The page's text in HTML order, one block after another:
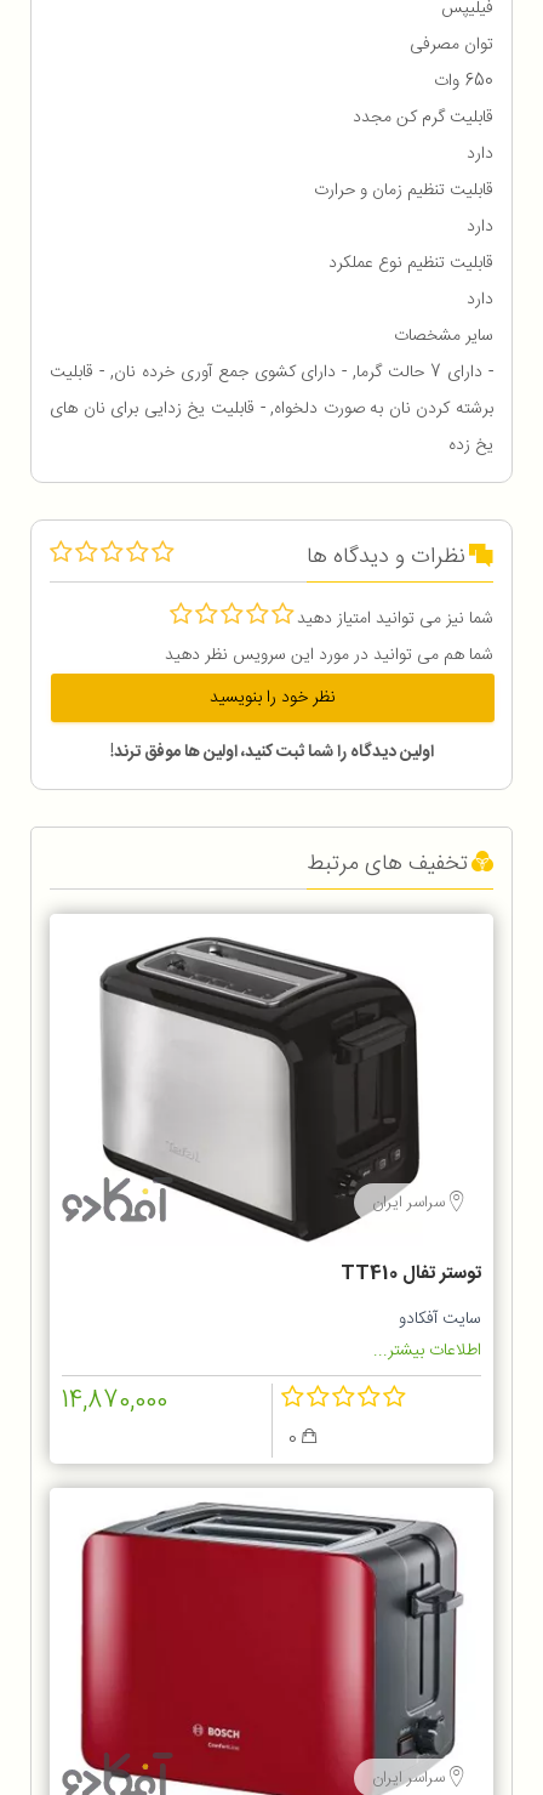
فیلیپس
توان مصرفی
650 وات
قابلیت گرم کن مجدد
دارد
قابلیت تنظیم زمان و حرارت
دارد
قابلیت تنظیم نوع عملکرد
دارد
سایر مشخصات
- دارای 7 حالت گرما, - دارای کشوی جمع آوری خرده نان, - قابلیت
برشته کردن نان به صورت دلخواه, - قابلیت یخ زدایی برای نان های
یخ زده
نظرات و دیدگاه ها
شما نیز می توانید امتیاز دهید
شما هم می توانید در مورد این سرویس نظر دهید
نظر خود را بنویسید
اولین دیدگاه را شما ثبت کنید، اولین ها موفق ترند!
تخفیف های مرتبط
سراسر ایران
توستر تفال TT410
سایت آفکادو
اطلاعات بیشتر...
14,870,000
سراسر ایران